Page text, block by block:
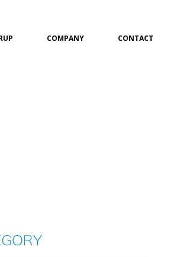
COMPANY CONTACT